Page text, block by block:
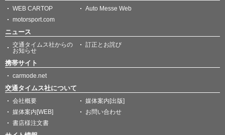
WEB CARTOP
Auto Messe Web
motorsport.com
ニュース
交通タイムス社からの
お知らせ
訂正とお詫び
携帯サイト
carmode.net
交通タイムス社について
会社概要
媒体案内[出版]
媒体案内[WEB]
お問い合わせ
書店様注文書